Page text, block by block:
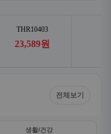
전체보기
생활/건강